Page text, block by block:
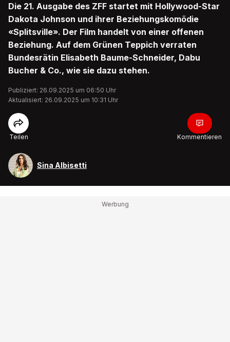
Die 21. Ausgabe des ZFF startet mit Hollywood-Star
Dakota Johnson und ihrer Beziehungskomödie
«Splitsville». Der Film handelt von einer offenen
Beziehung. Auf dem Grünen Teppich verraten
Bundesrätin Elisabeth Baume-Schneider, Dabu
Bucher & Co., wie sie dazu stehen.
Publiziert: 26.09.2025 um 06:50 Uhr
Aktualisiert: 26.09.2025 um 10:31 Uhr
Teilen Kommentieren
Sina Albisetti